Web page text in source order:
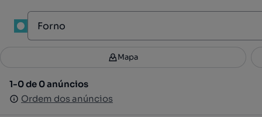
Filtros 3
1-0 de 0 anúncios
Ordem dos anúncios
Mapa
1-0 de 0 anúncios
Ordem dos anúncios